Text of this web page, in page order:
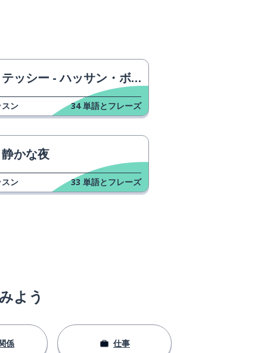
テッシー - ハッサン・ボルト
スン 34 単語とフレーズ
静かな夜
スン 33 単語とフレーズ
よう
係 仕事